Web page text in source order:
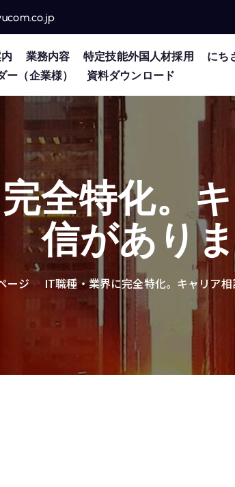
業務内容 特定技能外国人材採用
にち
ー（企業様）
資料ダウンロード
全特化。
信があり
ージ IT職種・業界に完全特化。キャリア